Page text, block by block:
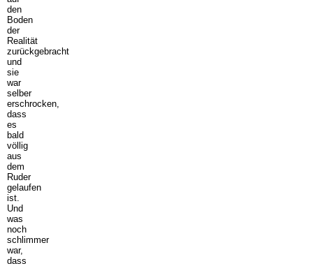
den
Boden
der
Realität
zurückgebracht
und
sie
war
selber
erschrocken,
dass
es
bald
völlig
aus
dem
Ruder
gelaufen
ist.
Und
was
noch
schlimmer
war,
dass